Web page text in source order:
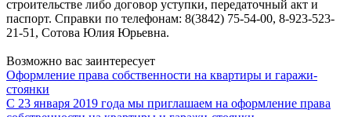
строительстве либо договор уступки, передаточный акт и
паспорт. Справки по телефонам: 8(3842) 75-54-00, 8-923-523-
21-51, Сотова Юлия Юрьевна.
Возможно вас заинтересует
Оформление права собственности на квартиры и гаражи-
стоянки
С 23 января 2019 года мы приглашаем на оформление права